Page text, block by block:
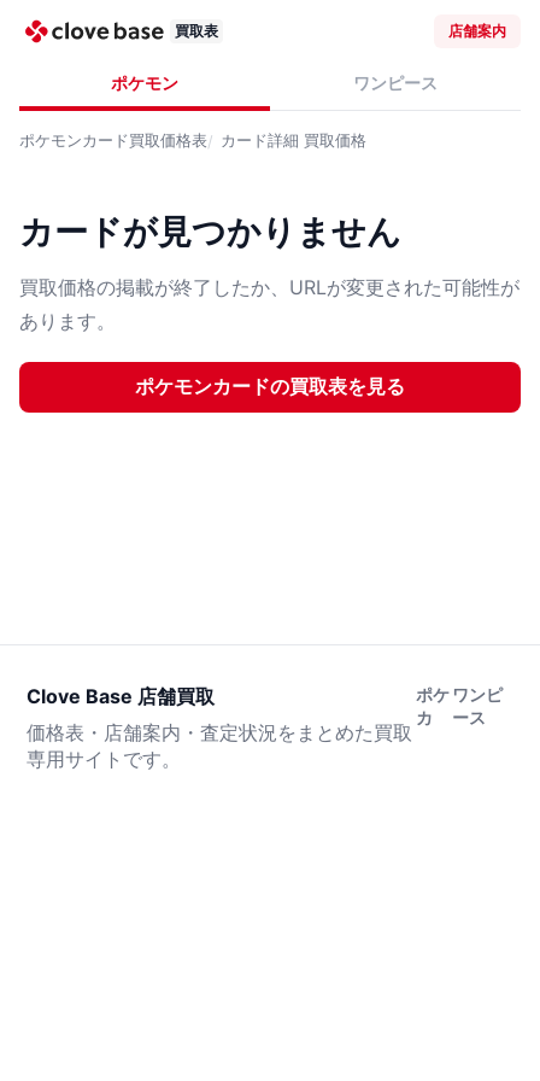
買取表 店舗案内
ポケモン ワンピース
ポケモンカード買取価格表 カード詳細 買取価格
カードが見つかりません
買取価格の掲載が終了したか、URLが変更された可能性が
あります。
ポケモンカードの買取表を見る
Clove Base 店舗買取
価格表・店舗案内・査定状況をまとめた買取
専用サイトです。
ポケ
カ
ワンピ
ース